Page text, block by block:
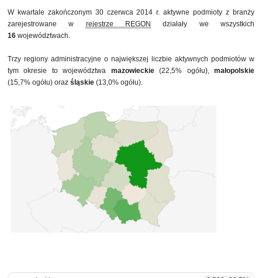
31 marca 2014
10 988
30 czerwca 2014
11 494
W kwartale zakończonym 30 czerwca 2014 r. aktywne podmioty z branży
zarejestrowane w rejestrze REGON
działały we wszystkich
16 województwach.
Trzy regiony administracyjne o największej liczbie aktywnych podmiotów w
tym okresie to województwa mazowieckie(22,5% ogółu),małopolskie
(15,7% ogółu) oraz śląskie (13,0% ogółu).